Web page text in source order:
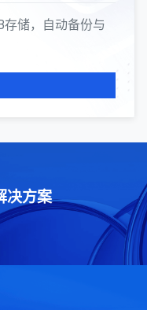
存储，自动备份与
决方案